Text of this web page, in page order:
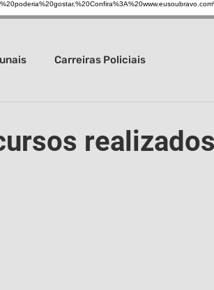
Carreiras Policiais
de Prefeituras
realizados